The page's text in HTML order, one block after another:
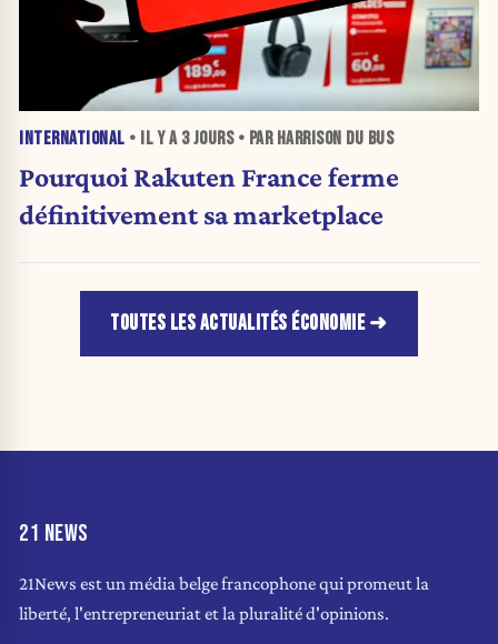
INTERNATIONAL • IL Y A 3 JOURS• PAR HARRISON DU BUS
Pourquoi Rakuten France ferme
définitivement sa marketplace
TOUTES LES ACTUALITÉS ÉCONOMIE
21 NEWS
21News est un média belge francophone qui promeut la
liberté, l'entrepreneuriat et la pluralité d'opinions.